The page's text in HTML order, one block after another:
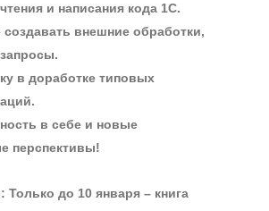
и написания кода 1С.
внешние обработки,
в доработке типовых
в себе и новые
перспективы!
Только до 10 января – книга